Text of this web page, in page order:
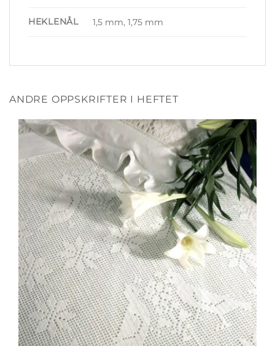
HEKLENÅL 1,5 mm, 1,75 mm
ANDRE OPPSKRIFTER I HEFTET